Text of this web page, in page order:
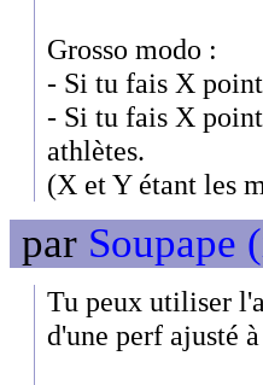
Grosso modo :
- Si tu fais X
- Si tu fais X
athlètes.
(X et Y étant les
par Soupape
Tu peux utiliser
d'une perf ajusté